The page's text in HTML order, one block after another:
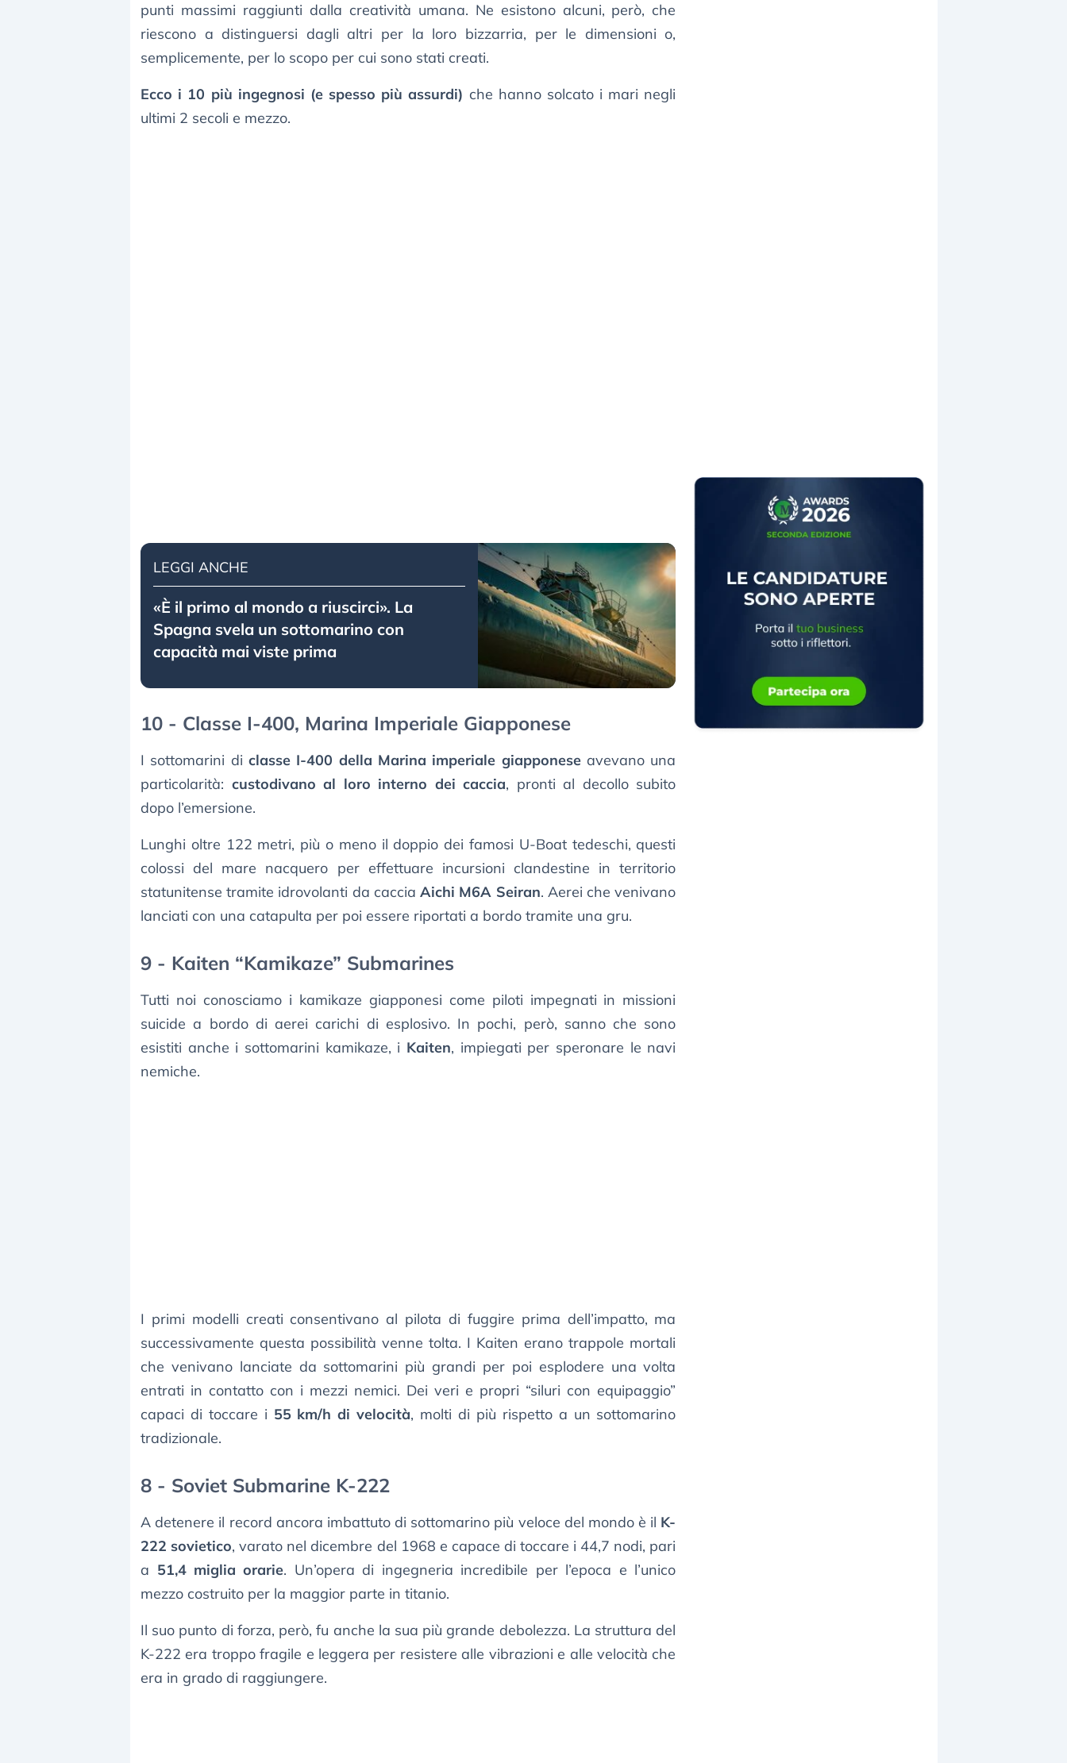
punti massimi raggiunti dalla creatività umana. Ne esistono alcuni, però, che
riescono a distinguersi dagli altri per la loro bizzarria, per le dimensioni o,
semplicemente, per lo scopo per cui sono stati creati.
Ecco i 10 più ingegnosi (e spesso più assurdi) che hanno solcato i mari negli
ultimi 2 secoli e mezzo.
LEGGI ANCHE
«È il primo al mondo a riuscirci». La
Spagna svela un sottomarino con
capacità mai viste prima
10 - Classe I-400, Marina Imperiale Giapponese
I sottomarini diclasse I-400 della Marina imperiale giapponeseavevano una
particolarità: custodivano al loro interno dei caccia, pronti al decollo subito
dopo l’emersione.
Lunghi oltre 122 metri, più o meno il doppio dei famosi U-Boat tedeschi, questi
colossi del mare nacquero per effettuare incursioni clandestine in territorio
statunitense tramite idrovolanti da cacciaAichi M6A Seiran. Aerei che venivano
lanciati con una catapulta per poi essere riportati a bordo tramite una gru.
9 - Kaiten “Kamikaze” Submarines
Tutti noi conosciamo i kamikaze giapponesi come piloti impegnati in missioni
suicide a bordo di aerei carichi di esplosivo. In pochi, però, sanno che sono
esistiti anche i sottomarini kamikaze, i Kaiten, impiegati per speronare le navi
nemiche.
I primi modelli creati consentivano al pilota di fuggire prima dell’impatto, ma
successivamente questa possibilità venne tolta. I Kaiten erano trappole mortali
che venivano lanciate da sottomarini più grandi per poi esplodere una volta
entrati in contatto con i mezzi nemici. Dei veri e propri “siluri con equipaggio”
capaci di toccare i 55 km/h di velocità, molti di più rispetto a un sottomarino
tradizionale.
8 - Soviet Submarine K-222
A detenere il record ancora imbattuto di sottomarino più veloce del mondo è il K-
222 sovietico, varato nel dicembre del 1968 e capace di toccare i 44,7 nodi, pari
a 51,4 miglia orarie. Un’opera di ingegneria incredibile per l’epoca e l’unico
mezzo costruito per la maggior parte in titanio.
Il suo punto di forza, però, fu anche la sua più grande debolezza. La struttura del
K-222 era troppo fragile e leggera per resistere alle vibrazioni e alle velocità che
era in grado di raggiungere.